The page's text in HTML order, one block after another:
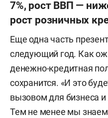
7%, рост ВВП —
рост розничных
Еще одна часть
следующий год. Как
денежно-кредитная
сохранится. «И это
вызовом для бизнеса и
Тем не менее мы